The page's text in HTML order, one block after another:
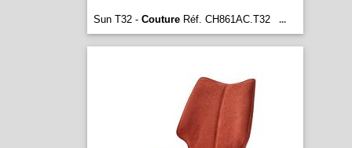
Sun T32 - CoutureRéf. CH861AC.T32 ...